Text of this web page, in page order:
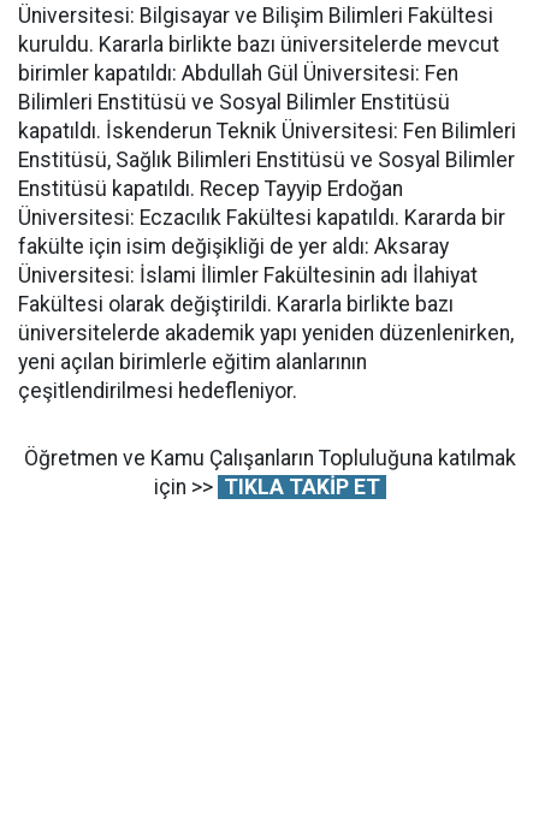
Üniversitesi: Bilgisayar ve Bilişim Bilimleri Fakültesi
kuruldu. Kararla birlikte bazı üniversitelerde mevcut
birimler kapatıldı: Abdullah Gül Üniversitesi: Fen
Bilimleri Enstitüsü ve Sosyal Bilimler Enstitüsü
kapatıldı. İskenderun Teknik Üniversitesi: Fen Bilimleri
Enstitüsü, Sağlık Bilimleri Enstitüsü ve Sosyal Bilimler
Enstitüsü kapatıldı. Recep Tayyip Erdoğan
Üniversitesi: Eczacılık Fakültesi kapatıldı. Kararda bir
fakülte için isim değişikliği de yer aldı: Aksaray
Üniversitesi: İslami İlimler Fakültesinin adı İlahiyat
Fakültesi olarak değiştirildi. Kararla birlikte bazı
üniversitelerde akademik yapı yeniden düzenlenirken,
yeni açılan birimlerle eğitim alanlarının
çeşitlendirilmesi hedefleniyor.
Öğretmen ve Kamu Çalışanların Topluluğuna katılmak
için >> TIKLA TAKİP ET